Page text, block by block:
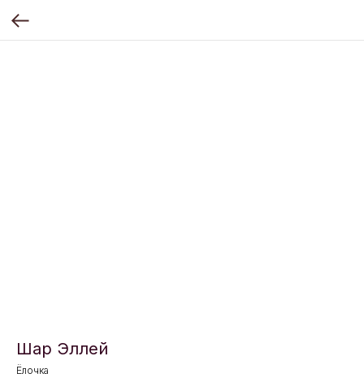
Шар Эллей
Ёлочка